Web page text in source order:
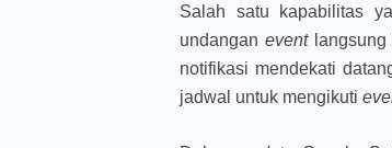
Salah satu kapabilitas
undanganevent
notifikasi mendekati
jadwal untuk mengikuti